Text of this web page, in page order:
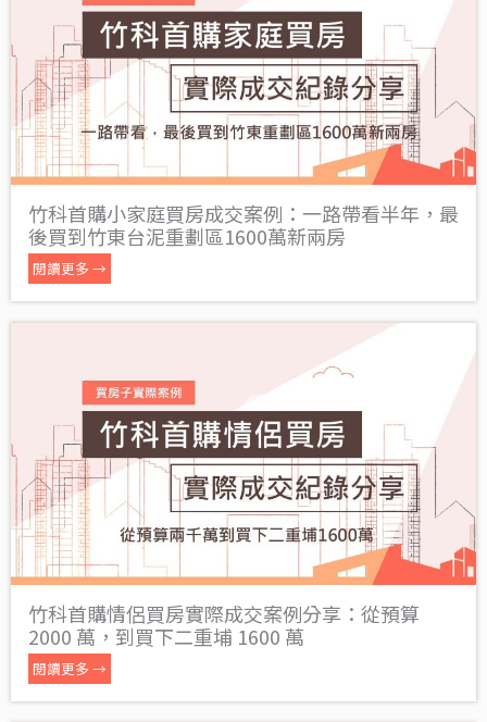
竹科首購小家庭買房成交案例：一路帶看半年，最
後買到竹東台泥重劃區1600萬新兩房
閱讀更多 →
竹科首購情侶買房實際成交案例分享：從預算
2000 萬，到買下二重埔 1600 萬
閱讀更多 →